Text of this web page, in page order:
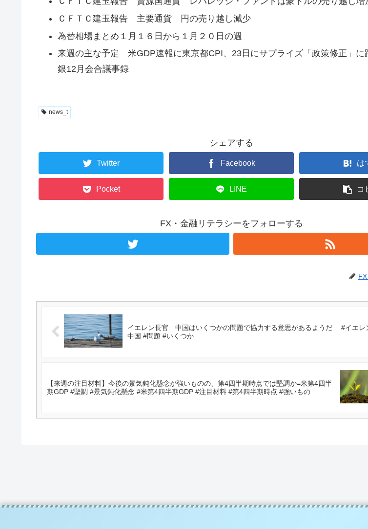
ＣＦＴＣ建玉報告 主要通貨 円の売り越し減少
為替相場まとめ１月１６日から１月２０日の週
来週の主な予定 米GDP速報に東京都CPI、23日にサプライズ「政策修正」に
銀12月会合議事録
news_t
シェアする
Twitter Facebook は
Pocket LINE コ
FX・金融リテラシーをフォローする
イエレン長官 中国はいくつかの問題で協力する意思があるようだ #イエレ
中国 #問題 #いくつか
【来週の注目材料】今後の景気鈍化懸念が強いものの、第4四半期時点では堅調か=米第4四半
期GDP #堅調 #景気鈍化懸念 #米第4四半期GDP #注目材料 #第4四半期時点 #強いもの